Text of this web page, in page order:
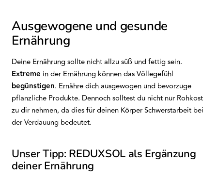
Ausgewogene und gesunde
Ernährung
Deine Ernährung sollte nicht allzu süß und fettig sein.
Extreme in der Ernährung können das Völlegefühl
begünstigen. Ernähre dich ausgewogen und bevorzuge
pflanzliche Produkte. Dennoch solltest du nicht nur Rohkost
zu dir nehmen, da dies für deinen Körper Schwerstarbeit bei
der Verdauung bedeutet.
Unser Tipp: REDUXSOL als Ergänzung
deiner Ernährung